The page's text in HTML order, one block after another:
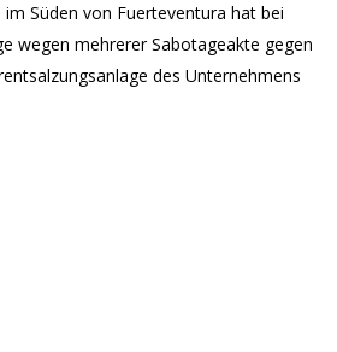
Süden von Fuerteventura hat bei
wegen mehrerer Sabotageakte gegen
des Unternehmens